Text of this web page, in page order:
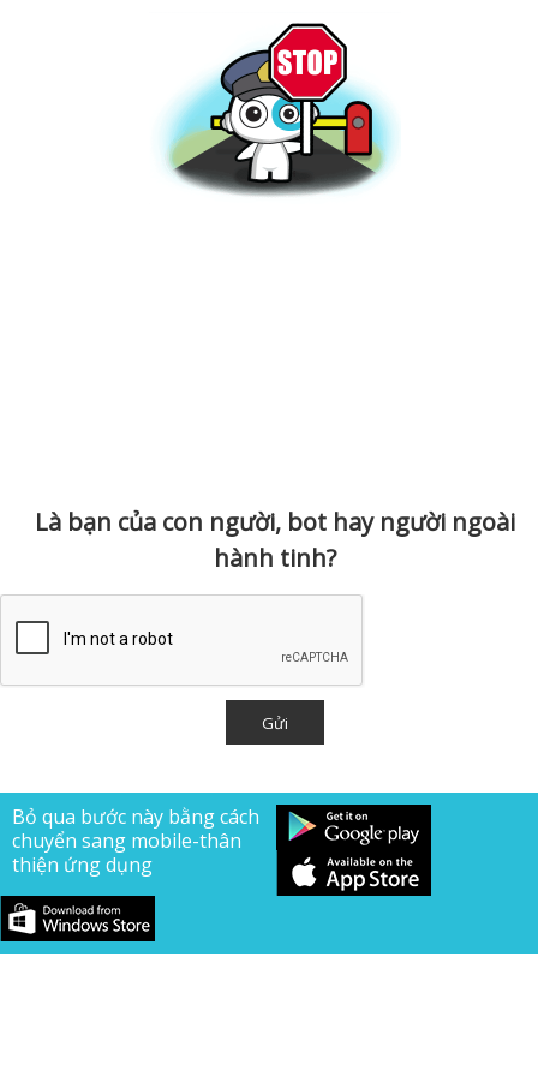
Là bạn của con người, bot hay người ngoài
hành tinh?
Bỏ qua bước này bằng cách
chuyển sang mobile-thân
thiện ứng dụng